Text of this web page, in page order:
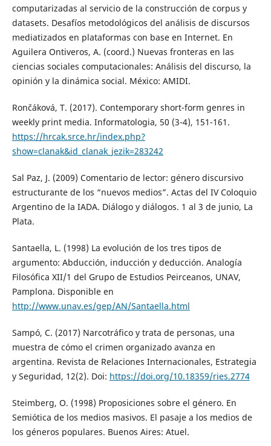
computarizadas al servicio de la construcción de corpus y
datasets. Desafíos metodológicos del análisis de discursos
mediatizados en plataformas con base en Internet. En
Aguilera Ontiveros, A. (coord.) Nuevas fronteras en las
ciencias sociales computacionales: Análisis del discurso, la
opinión y la dinámica social. México: AMIDI.
Rončáková, T. (2017). Contemporary short-form genres in
weekly print media. Informatologia, 50 (3-4), 151-161.
https://hrcak.srce.hr/index.php?
show=clanak&id_clanak_jezik=283242
Sal Paz, J. (2009) Comentario de lector: género discursivo
estructurante de los “nuevos medios”. Actas del IV Coloquio
Argentino de la IADA. Diálogo y diálogos. 1 al 3 de junio, La
Plata.
Santaella, L. (1998) La evolución de los tres tipos de
argumento: Abducción, inducción y deducción. Analogía
Filosófica XII/1 del Grupo de Estudios Peirceanos, UNAV,
Pamplona. Disponible en
http://www.unav.es/gep/AN/Santaella.html
Sampó, C. (2017) Narcotráfico y trata de personas, una
muestra de cómo el crimen organizado avanza en
argentina. Revista de Relaciones Internacionales, Estrategia
y Seguridad, 12(2). Doi: https://doi.org/10.18359/ries.2774
Steimberg, O. (1998) Proposiciones sobre el género. En
Semiótica de los medios masivos. El pasaje a los medios de
los géneros populares. Buenos Aires: Atuel.